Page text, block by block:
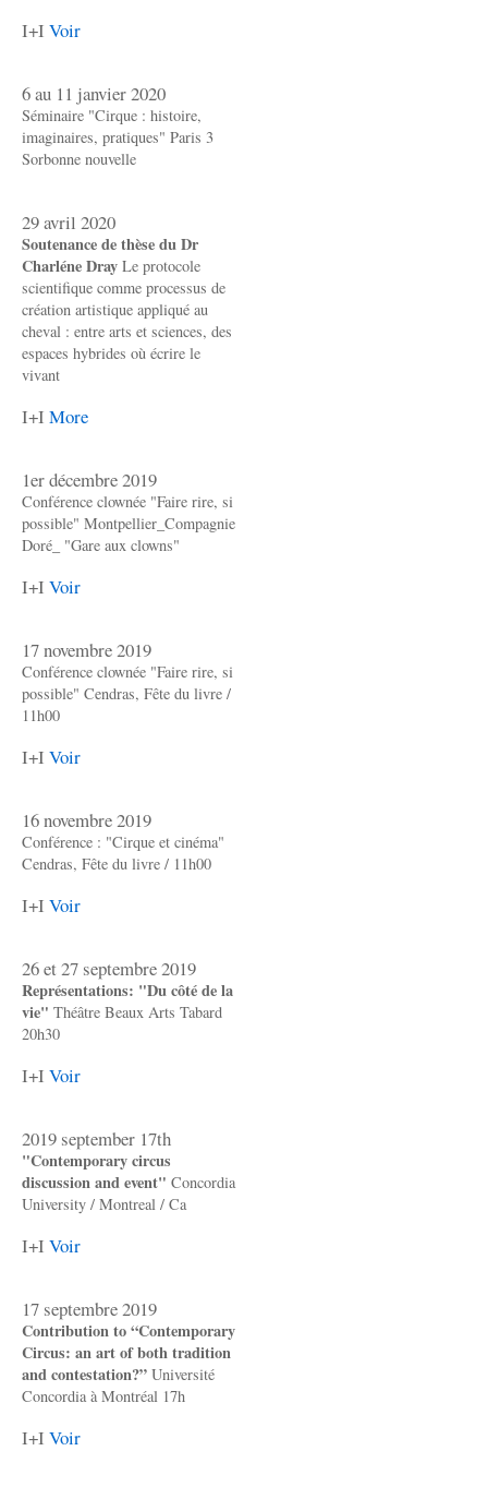
I+I Voir
6 au 11 janvier 2020
Séminaire "Cirque : histoire,
imaginaires, pratiques" Paris 3
Sorbonne nouvelle
29 avril 2020
Soutenance de thèse du Dr
Charléne Dray Le protocole
scientifique comme processus de
création artistique appliqué au
cheval : entre arts et sciences, des
espaces hybrides où écrire le
vivant
I+I More
1er décembre 2019
Conférence clownée "Faire rire, si
possible" Montpellier_Compagnie
Doré_ "Gare aux clowns"
I+I Voir
17 novembre 2019
Conférence clownée "Faire rire, si
possible" Cendras, Fête du livre /
11h00
I+I Voir
16 novembre 2019
Conférence : "Cirque et cinéma"
Cendras, Fête du livre / 11h00
I+I Voir
26 et 27 septembre 2019
Représentations: "Du côté de la
vie" Théâtre Beaux Arts Tabard
20h30
I+I Voir
2019 september 17th
"Contemporary circus
discussion and event" Concordia
University / Montreal / Ca
I+I Voir
17 septembre 2019
Contribution to “Contemporary
Circus: an art of both tradition
and contestation?” Université
Concordia à Montréal 17h
I+I Voir